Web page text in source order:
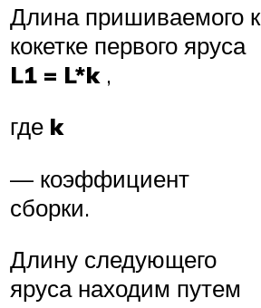
Длина пришиваемого к
кокетке первого яруса
L1 = L*k,
где k
— коэффициент
сборки.
Длину следующего
яруса находим путем